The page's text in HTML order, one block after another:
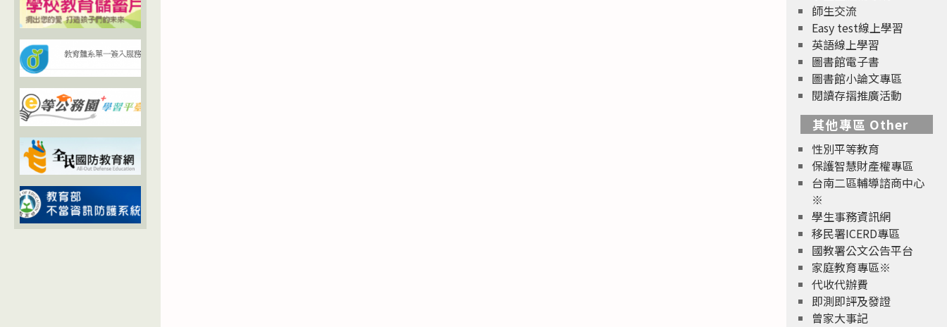
師生交流
Easy test線上學習
英語線上學習
圖書館電子書
圖書館小論文專區
閱讀存摺推廣活動
其他專區 Other
性別平等教育
保護智慧財產權專區
台南二區輔導諮商中心
※
學生事務資訊網
移民署ICERD專區
國教署公文公告平台
家庭教育專區※
代收代辦費
即測即評及發證
曾家大事記